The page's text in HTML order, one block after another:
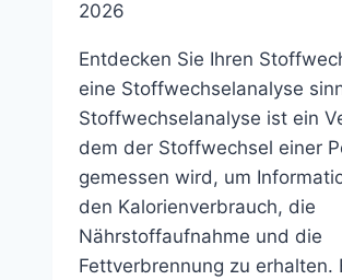
2026
Entdecken Sie Ihren
eine Stoffwechselanalyse
Stoffwechselanalyse ist ein
dem der Stoffwechsel einer
gemessen wird, um
den Kalorienverbrauch, die
Nährstoffaufnahme und die
Fettverbrennung zu erhalten.